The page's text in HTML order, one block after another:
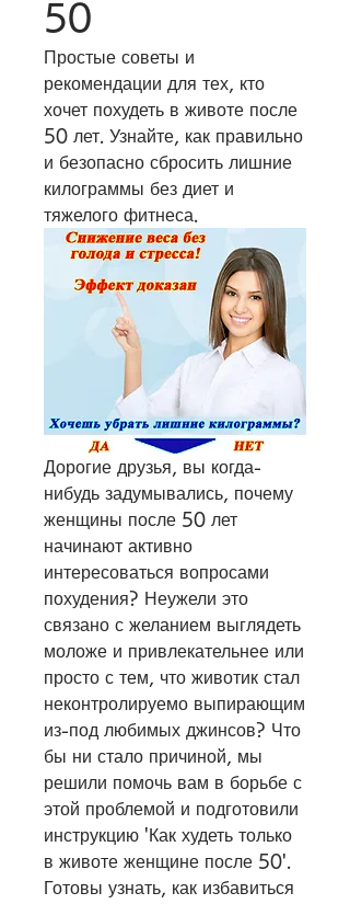
50
Простые советы и
рекомендации для тех, кто
хочет похудеть в животе после
50 лет. Узнайте, как правильно
и безопасно сбросить лишние
килограммы без диет и
тяжелого фитнеса.
Дорогие друзья, вы когда-
нибудь задумывались, почему
женщины после 50 лет
начинают активно
интересоваться вопросами
похудения? Неужели это
связано с желанием выглядеть
моложе и привлекательнее или
просто с тем, что животик стал
неконтролируемо выпирающим
из-под любимых джинсов? Что
бы ни стало причиной, мы
решили помочь вам в борьбе с
этой проблемой и подготовили
инструкцию 'Как худеть только
в животе женщине после 50'.
Готовы узнать, как избавиться